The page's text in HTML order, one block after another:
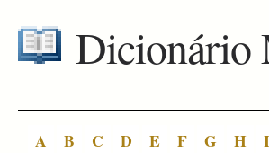
Dicionário
A B C D E F G H I